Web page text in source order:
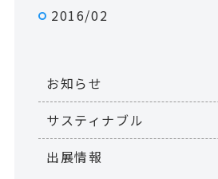
2016/02
お知らせ
サスティナブル
出展情報